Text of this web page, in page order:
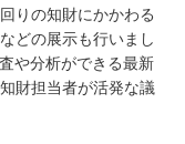
りの知財にかかわる
どの展示も行いまし
や分析ができる最新
財担当者が活発な議